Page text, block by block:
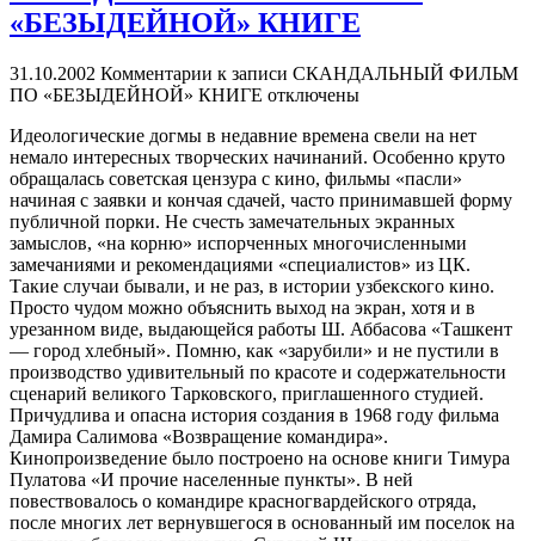
«БЕЗЫДЕЙНОЙ» КНИГЕ
31.10.2002 Комментарии к записи СКАНДАЛЬНЫЙ ФИЛЬМ
ПО «БЕЗЫДЕЙНОЙ» КНИГЕ отключены
Идеологические догмы в недавние времена свели на нет
немало интересных творческих начинаний. Особенно круто
обращалась советская цензура с кино, фильмы «пасли»
начиная с заявки и кончая сдачей, часто принимавшей форму
публичной порки. Не счесть замечательных экранных
замыслов, «на корню» испорченных многочисленными
замечаниями и рекомендациями «специалистов» из ЦК.
Такие случаи бывали, и не раз, в истории узбекского кино.
Просто чудом можно объяснить выход на экран, хотя и в
урезанном виде, выдающейся работы Ш. Аббасова «Ташкент
— город хлебный». Помню, как «зарубили» и не пустили в
производство удивительный по красоте и содержательности
сценарий великого Тарковского, приглашенного студией.
Причудлива и опасна история создания в 1968 году фильма
Дамира Салимова «Возвращение командира».
Кинопроизведение было построено на основе книги Тимура
Пулатова «И прочие населенные пункты». В ней
повествовалось о командире красногвардейского отряда,
после многих лет вернувшегося в основанный им поселок на